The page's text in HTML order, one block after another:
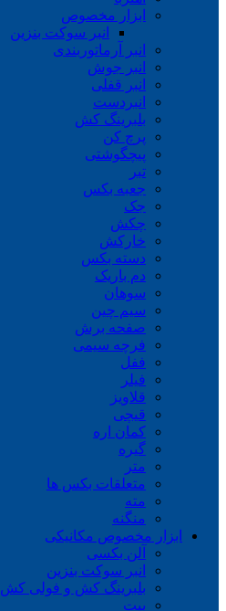
ابزار مخصوص
انبر سوکت بنزین
انبر آرماتوربندی
انبر جوش
انبر قفلی
انبردست
بلبرینگ کش
پرچ کن
پیچگوشتی
تبر
جعبه بکس
جک
چکش
خارکش
دسته بکس
دم باریک
سوهان
سیم چین
صفحه برش
فرچه سیمی
ففل
فیلر
قلاویز
قیچی
کمان اره
گیره
متر
متعلقات بکس ها
مته
منگنه
ابزار مخصوص مکانیکی
آلن بکسی
انبر سوکت بنزین
بلبرینگ کش و فولی کش
بیت